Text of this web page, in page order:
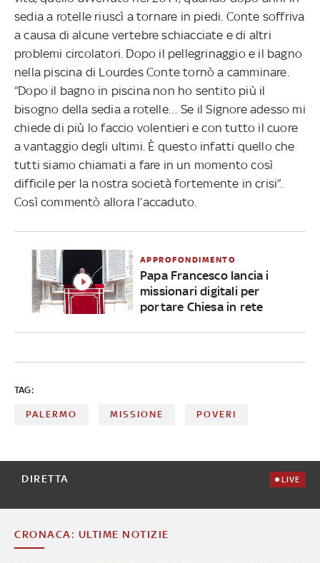
sedia a rotelle riuscì a tornare in piedi. Conte soffriva
a causa di alcune vertebre schiacciate e di altri
problemi circolatori. Dopo il pellegrinaggio e il bagno
nella piscina di Lourdes Conte tornò a camminare.
“Dopo il bagno in piscina non ho sentito più il
bisogno della sedia a rotelle… Se il Signore adesso mi
chiede di più lo faccio volentieri e con tutto il cuore
a vantaggio degli ultimi. È questo infatti quello che
tutti siamo chiamati a fare in un momento così
difficile per la nostra società fortemente in crisi”.
Così commentò allora l’accaduto.
APPROFONDIMENTO
Papa Francesco lancia i
missionari digitali per
portare Chiesa in rete
TAG:
PALERMO MISSIONE POVERI
DIRETTA LIVE
CRONACA: ULTIME NOTIZIE